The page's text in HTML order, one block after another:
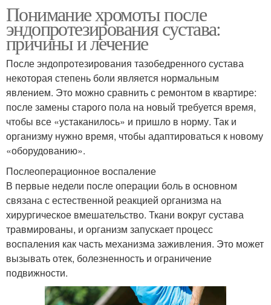
Понимание хромоты после
эндопротезирования сустава:
причины и лечение
После эндопротезирования тазобедренного сустава
некоторая степень боли является нормальным
явлением. Это можно сравнить с ремонтом в квартире:
после замены старого пола на новый требуется время,
чтобы все «устаканилось» и пришло в норму. Так и
организму нужно время, чтобы адаптироваться к новому
«оборудованию».
Послеоперационное воспаление
В первые недели после операции боль в основном
связана с естественной реакцией организма на
хирургическое вмешательство. Ткани вокруг сустава
травмированы, и организм запускает процесс
воспаления как часть механизма заживления. Это может
вызывать отек, болезненность и ограничение
подвижности.